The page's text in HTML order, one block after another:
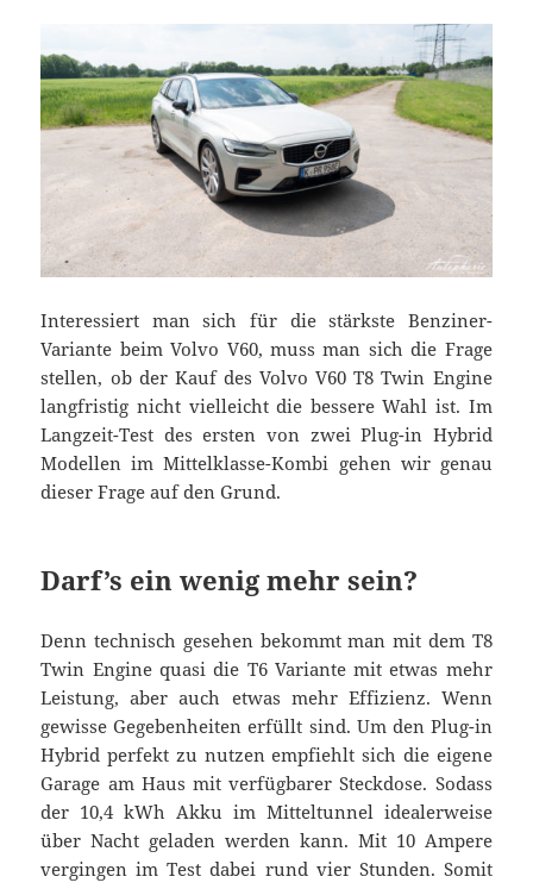
Interessiert man sich für die stärkste Benziner-
Variante beim Volvo V60, muss man sich die Frage
stellen, ob der Kauf des Volvo V60 T8 Twin Engine
langfristig nicht vielleicht die bessere Wahl ist. Im
Langzeit-Test des ersten von zwei Plug-in Hybrid
Modellen im Mittelklasse-Kombi gehen wir genau
dieser Frage auf den Grund.
Darf’s ein wenig mehr sein?
Denn technisch gesehen bekommt man mit dem T8
Twin Engine quasi die T6 Variante mit etwas mehr
Leistung, aber auch etwas mehr Effizienz. Wenn
gewisse Gegebenheiten erfüllt sind. Um den Plug-in
Hybrid perfekt zu nutzen empfiehlt sich die eigene
Garage am Haus mit verfügbarer Steckdose. Sodass
der 10,4 kWh Akku im Mitteltunnel idealerweise
über Nacht geladen werden kann. Mit 10 Ampere
vergingen im Test dabei rund vier Stunden. Somit